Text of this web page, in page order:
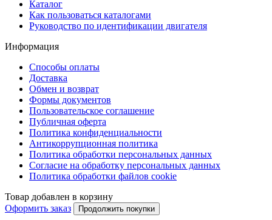
Каталог
Как пользоваться каталогами
Руководство по идентификации двигателя
Информация
Способы оплаты
Доставка
Обмен и возврат
Формы документов
Пользовательское соглашение
Публичная оферта
Политика конфиденциальности
Антикоррупционная политика
Политика обработки персональных данных
Согласие на обработку персональных данных
Политика обработки файлов cookie
Товар добавлен в корзину
Оформить заказ
Продолжить покупки